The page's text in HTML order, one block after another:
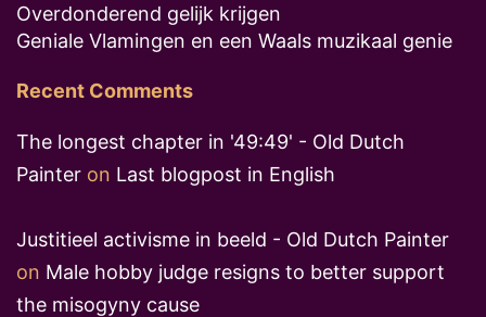
Overdonderend gelijk krijgen
Geniale Vlamingen en een Waals muzikaal genie
Recent Comments
The longest chapter in '49:49' - Old Dutch
Painter on Last blogpost in English
Justitieel activisme in beeld - Old Dutch Painter
on Male hobby judge resigns to better support
the misogyny cause